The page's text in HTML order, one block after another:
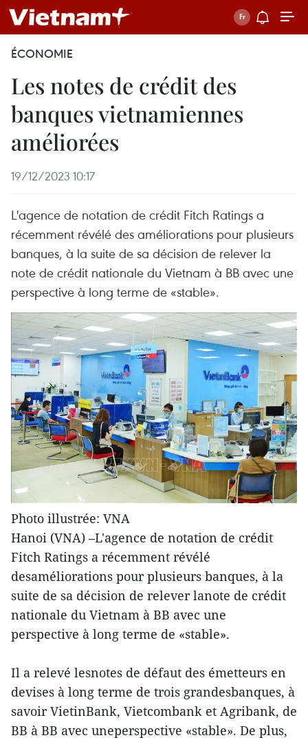
ÉCONOMIE
Les notes de crédit des
banques vietnamiennes
améliorées
19/12/2023 10:17
L'agence de notation de crédit Fitch Ratings a
récemment révélé des améliorations pour plusieurs
banques, à la suite de sa décision de relever la
note de crédit nationale du Vietnam à BB avec une
perspective à long terme de «stable».
Photo illustrée: VNA
Hanoi (VNA) –L'agence de notation de crédit
Fitch Ratings a récemment révélé
desaméliorations pour plusieurs banques, à la
suite de sa décision de relever lanote de crédit
nationale du Vietnam à BB avec une
perspective à long terme de «stable».
Il a relevé lesnotes de défaut des émetteurs en
devises à long terme de trois grandesbanques, à
savoir VietinBank, Vietcombank et Agribank, de
BB à BB avec uneperspective «stable». De plus,